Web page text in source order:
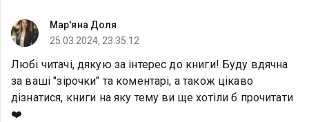
Мар'яна Доля
25.03.2024, 23:35:12
Любі читачі, дякую за інтерес до книги! Буду вдячна
за ваші "зірочки" та коментарі, а також цікаво
дізнатися, книги на яку тему ви ще хотіли б прочитати
❤️